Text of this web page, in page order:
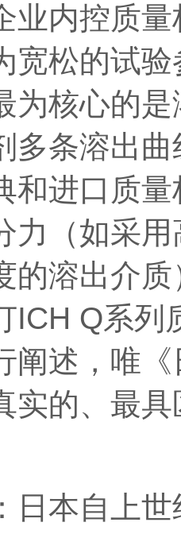
业内控质
宽松的试
为核心的
多条溶出
和进口质
力（如采
的溶出介
ICH Q系列
阐述，唯
实的、最
日本自上